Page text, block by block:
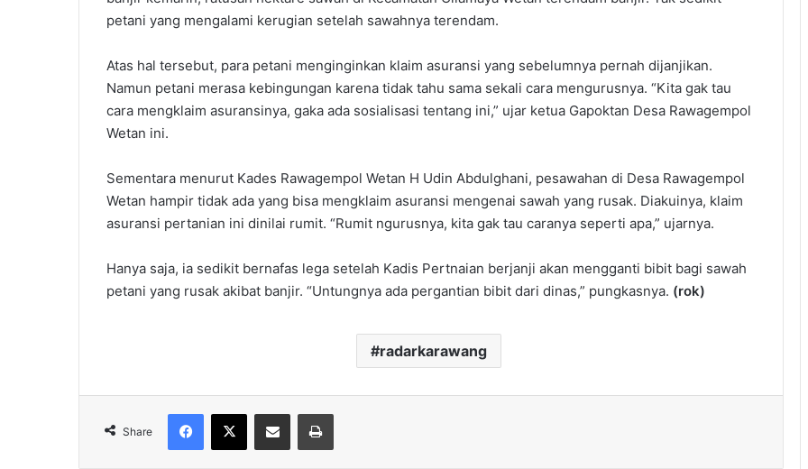
petani yang mengalami kerugian setelah sawahnya terendam.
Atas hal tersebut, para petani menginginkan klaim asuransi yang sebelumnya pernah dijanjikan.
Namun petani merasa kebingungan karena tidak tahu sama sekali cara mengurusnya. “Kita gak tau
cara mengklaim asuransinya, gaka ada sosialisasi tentang ini,” ujar ketua Gapoktan Desa Rawagempol
Wetan ini.
Sementara menurut Kades Rawagempol Wetan H Udin Abdulghani, pesawahan di Desa Rawagempol
Wetan hampir tidak ada yang bisa mengklaim asuransi mengenai sawah yang rusak. Diakuinya, klaim
asuransi pertanian ini dinilai rumit. “Rumit ngurusnya, kita gak tau caranya seperti apa,” ujarnya.
Hanya saja, ia sedikit bernafas lega setelah Kadis Pertnaian berjanji akan mengganti bibit bagi sawah
petani yang rusak akibat banjir. “Untungnya ada pergantian bibit dari dinas,” pungkasnya. (rok)
radarkarawang
Share
Facebook
X Share via Email Print